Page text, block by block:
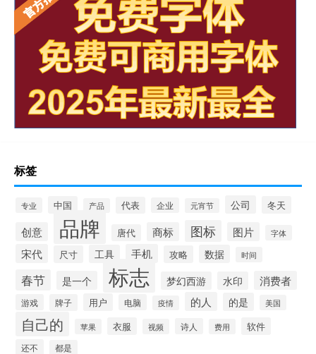
标签
专业 中国 产品 代表 企业 元宵节 公司 冬天
创意 品牌 唐代 商标 图标 图片 字体
宋代 尺寸 工具 手机 攻略 数据 时间
春节 是一个 标志 梦幻西游 水印 消费者
游戏 牌子 用户 电脑 疫情 的人 的是 美国
自己的 苹果 衣服 视频 诗人 费用 软件
还不 都是